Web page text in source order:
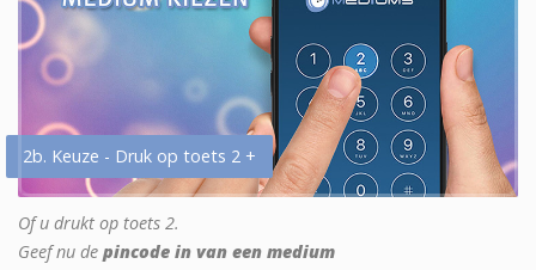
2b. Keuze - Druk op toets 2 +
Of u drukt op toets 2.
Geef nu de pincode in van een medium